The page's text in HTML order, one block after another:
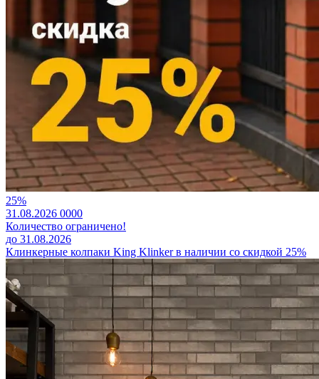
25%
31.08.2026 0000
Количество ограничено!
до 31.08.2026
Клинкерные колпаки King Klinker в наличии со скидкой 25%